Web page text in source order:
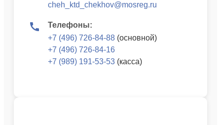
cheh_ktd_chekhov@mosreg.ru
Телефоны:
+7 (496) 726-84-88 (основной)
+7 (496) 726-84-16
+7 (989) 191-53-53 (касса)